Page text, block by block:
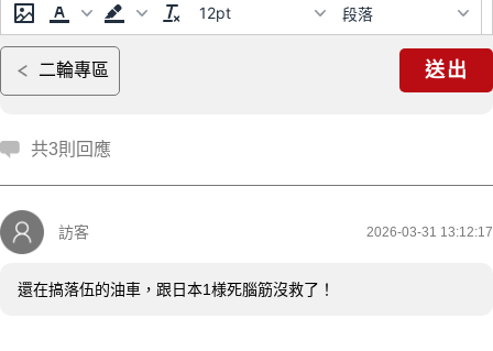
12pt 段落
二輪專區 送出
共3則回應
訪客 2026-03-31 13:12:17
還在搞落伍的油車，跟日本1様死腦筋沒救了！